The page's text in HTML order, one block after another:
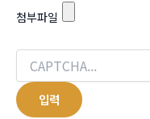
첨부파일